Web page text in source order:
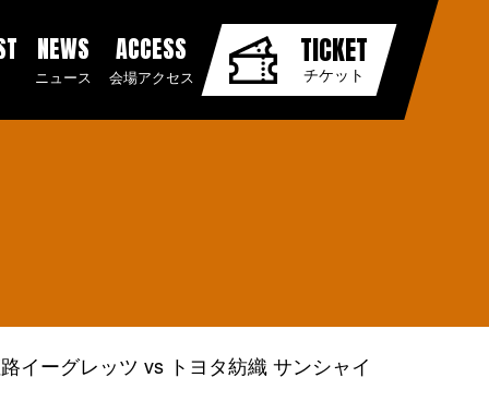
NEWS
ニュース
ACCESS
会場アクセス
TICKET
チケット
イーグレッツ vs トヨタ紡織 サンシャイ